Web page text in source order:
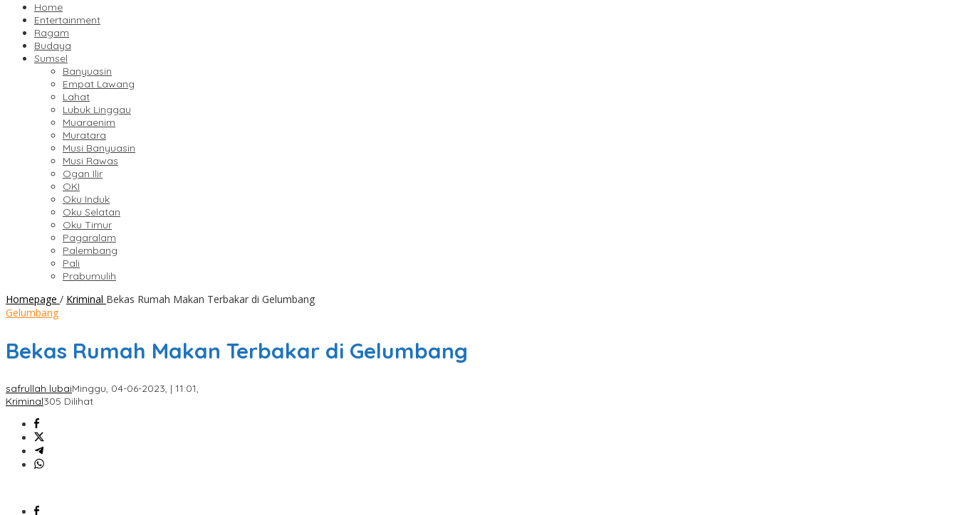
Home
Entertainment
Ragam
Budaya
Sumsel
Banyuasin
Empat Lawang
Lahat
Lubuk Linggau
Muaraenim
Muratara
Musi Banyuasin
Musi Rawas
Ogan Ilir
OKI
Oku Induk
Oku Selatan
Oku Timur
Pagaralam
Palembang
Pali
Prabumulih
Homepage / Kriminal Bekas Rumah Makan Terbakar di Gelumbang
Gelumbang
Bekas Rumah Makan Terbakar di Gelumbang
safrullah lubaiMinggu, 04-06-2023, | 11:01,
Kriminal305 Dilihat